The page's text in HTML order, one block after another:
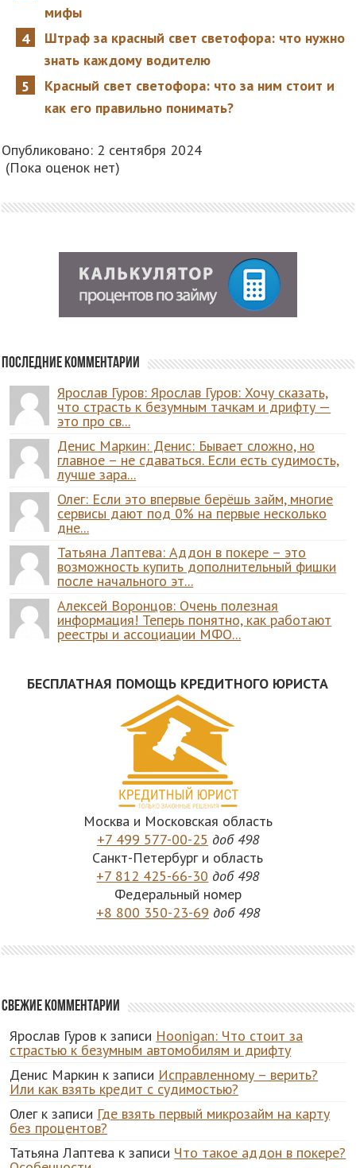
мифы
Штраф за красный свет светофора: что нужно
знать каждому водителю
Красный свет светофора: что за ним стоит и
как его правильно понимать?
Опубликовано: 2 сентября 2024
(Пока оценок нет)
Последние комментарии
Ярослав Гуров: Ярослав Гуров: Хочу сказать,
что страсть к безумным тачкам и дрифту —
это про св...
Денис Маркин: Денис: Бывает сложно, но
главное – не сдаваться. Если есть судимость,
лучше зара...
Олег: Если это впервые берёшь займ, многие
сервисы дают под 0% на первые несколько
дне...
Татьяна Лаптева: Аддон в покере – это
возможность купить дополнительный фишки
после начального эт...
Алексей Воронцов: Очень полезная
информация! Теперь понятно, как работают
реестры и ассоциации МФО...
БЕСПЛАТНАЯ ПОМОЩЬ КРЕДИТНОГО ЮРИСТА
Москва и Московская область
+7 499 577-00-25 доб 498
Санкт-Петербург и область
+7 812 425-66-30 доб 498
Федеральный номер
+8 800 350-23-69 доб 498
Свежие комментарии
Ярослав Гуров к записи Hoonigan: Что стоит за
страстью к безумным автомобилям и дрифту
Денис Маркин к записи Исправленному – верить?
Или как взять кредит с судимостью?
Олегк записи Где взять первый микрозайм на карту
без процентов?
Татьяна Лаптева к записи Что такое аддон в покере?